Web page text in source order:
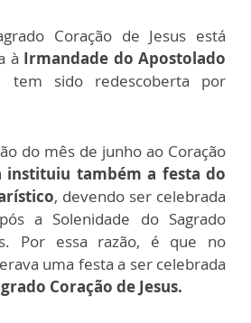
Coração de Jesus está
à Irmandade do Apostolado
tem sido redescoberta por
do mês de junho ao Coração
instituiu também a festa do
, devendo ser celebrada
a Solenidade do Sagrado
Por essa razão, é que no
uma festa a ser celebrada
Coração de Jesus.